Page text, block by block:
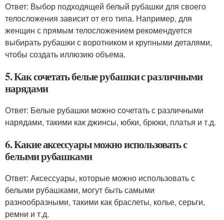
Ответ: Выбор подходящей белый рубашки для своего
телосложения зависит от его типа. Например, для
женщин с прямым телосложением рекомендуется
выбирать рубашки с воротником и крупными деталями,
чтобы создать иллюзию объема.
5. Как сочетать белые рубашки с различными
нарядами
Ответ: Белые рубашки можно сочетать с различными
нарядами, такими как джинсы, юбки, брюки, платья и т.д.
6. Какие аксессуары можно использовать с
белыми рубашками
Ответ: Аксессуары, которые можно использовать с
белыми рубашками, могут быть самыми
разнообразными, такими как браслеты, колье, серьги,
ремни и т.д.